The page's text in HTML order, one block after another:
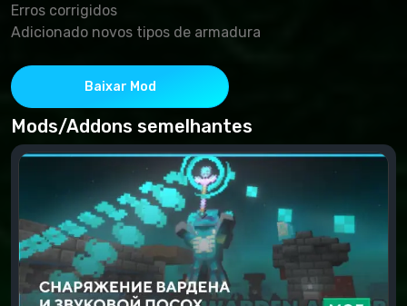
Erros corrigidos
Adicionado novos tipos de armadura
Baixar Mod
Mods/Addons semelhantes